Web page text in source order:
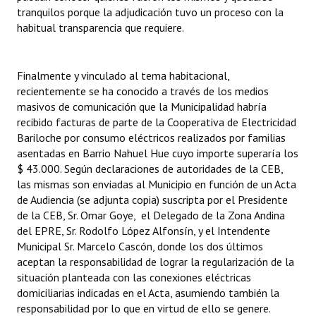
tranquilos porque la adjudicación tuvo un proceso con la
habitual transparencia que requiere.
Finalmente y vinculado al tema habitacional,
recientemente se ha conocido a través de los medios
masivos de comunicación que la Municipalidad habría
recibido facturas de parte de la Cooperativa de Electricidad
Bariloche por consumo eléctricos realizados por familias
asentadas en Barrio Nahuel Hue cuyo importe superaría los
$ 43.000. Según declaraciones de autoridades de la CEB,
las mismas son enviadas al Municipio en función de un Acta
de Audiencia (se adjunta copia) suscripta por el Presidente
de la CEB, Sr. Omar Goye, el Delegado de la Zona Andina
del EPRE, Sr. Rodolfo López Alfonsín, y el Intendente
Municipal Sr. Marcelo Cascón, donde los dos últimos
aceptan la responsabilidad de lograr la regularización de la
situación planteada con las conexiones eléctricas
domiciliarias indicadas en el Acta, asumiendo también la
responsabilidad por lo que en virtud de ello se genere.